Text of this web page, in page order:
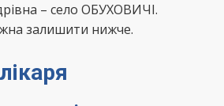
– село ОБУХОВИЧІ.
залишити нижче.